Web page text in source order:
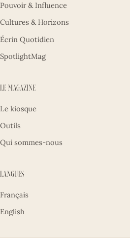
Pouvoir & Influence
Cultures & Horizons
Écrin Quotidien
SpotlightMag
Le magazine
Le kiosque
Outils
Qui sommes-nous
Langues
Français
English